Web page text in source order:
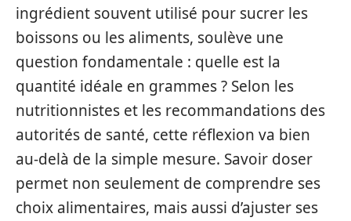
ingrédient souvent utilisé pour sucrer les
boissons ou les aliments, soulève une
question fondamentale : quelle est la
quantité idéale en grammes ? Selon les
nutritionnistes et les recommandations des
autorités de santé, cette réflexion va bien
au-delà de la simple mesure. Savoir doser
permet non seulement de comprendre ses
choix alimentaires, mais aussi d’ajuster ses